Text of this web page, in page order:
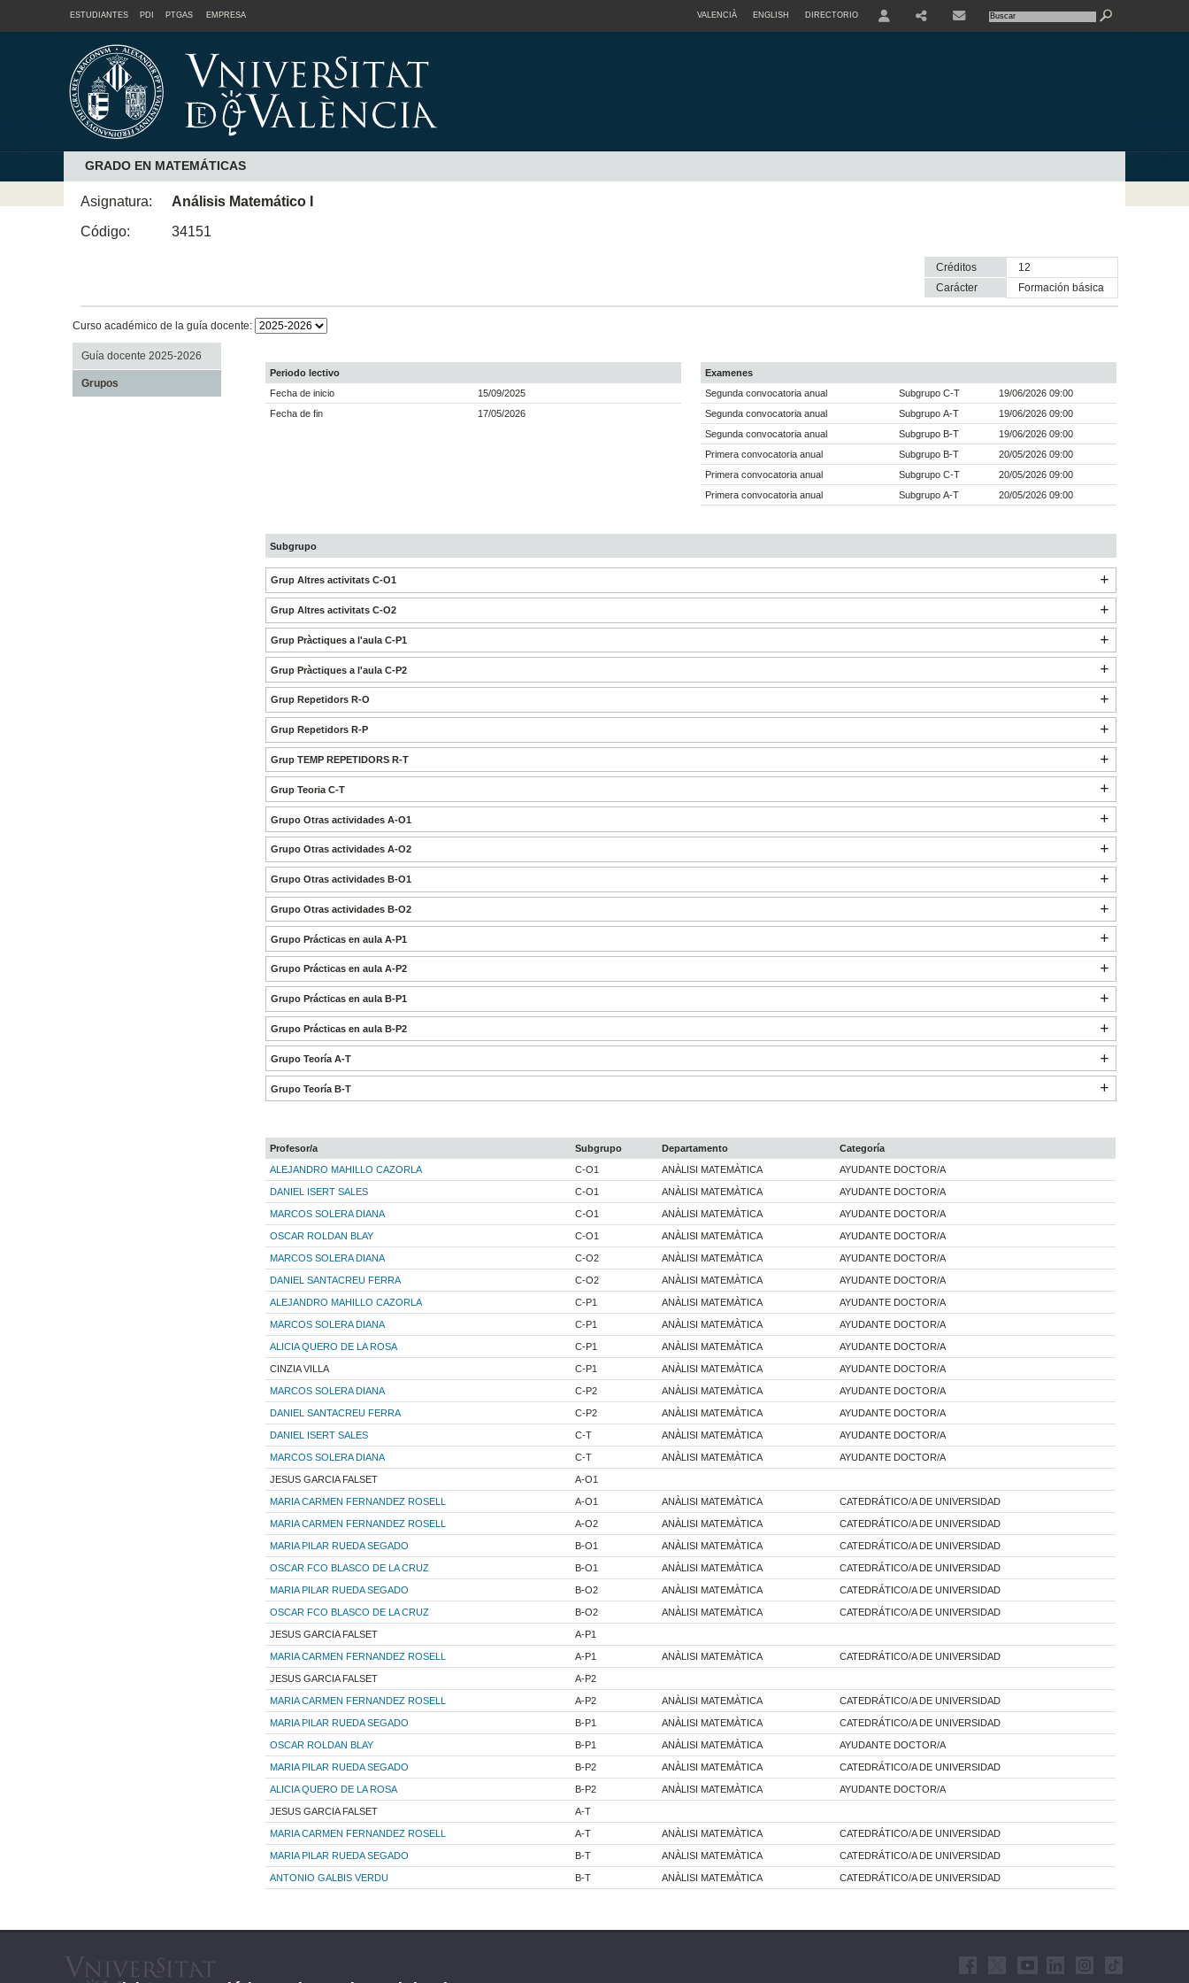
ESTUDIANTES PDI PTGAS EMPRESA VALENCIÀ ENGLISH DIRECTORIO
GRADO EN MATEMÁTICAS
Asignatura:
Análisis Matemático I
Código:
34151
Créditos
12
Carácter
formación básica
Curso académico de la guía docente:
Guía docente 2025-2026
Grupos
Periodo lectivo
Fecha de inicio
15/09/2025
Fecha de fin
17/05/2026
Examenes
Segunda convocatoria anual
Subgrupo C-T
19/06/2026 09:00
Segunda convocatoria anual
Subgrupo A-T
19/06/2026 09:00
Segunda convocatoria anual
Subgrupo B-T
19/06/2026 09:00
Primera convocatoria anual
Subgrupo B-T
20/05/2026 09:00
Primera convocatoria anual
Subgrupo C-T
20/05/2026 09:00
Primera convocatoria anual
Subgrupo A-T 20/05/2026 09:00
Subgrupo
Grup Altres activitats C-O1
Grup Altres activitats C-O2
Grup Pràctiques a l'aula C-P1
Grup Pràctiques a l'aula C-P2
Grup Repetidors R-O
Grup Repetidors R-P
Grup TEMP REPETIDORS R-T
Grup Teoria C-T
Grupo Otras actividades A-O1
Grupo Otras actividades A-O2
Grupo Otras actividades B-O1
Grupo Otras actividades B-O2
Grupo Prácticas en aula A-P1
Grupo Prácticas en aula A-P2
Grupo Prácticas en aula B-P1
Grupo Prácticas en aula B-P2
Grupo Teoría A-T
Grupo Teoría B-T
Profesor/a Subgrupo Departamento
Categoría
ALEJANDRO MAHILLO CAZORLA
C-O1 ANÀLISI MATEMÀTICA AYUDANTE DOCTOR/A
DANIEL ISERT SALES C-O1 ANÀLISI MATEMÀTICA AYUDANTE DOCTOR/A
MARCOS SOLERA DIANA C-O1 ANÀLISI MATEMÀTICA AYUDANTE DOCTOR/A
OSCAR ROLDAN BLAY C-O1 ANÀLISI MATEMÀTICA AYUDANTE DOCTOR/A
MARCOS SOLERA DIANA C-O2 ANÀLISI MATEMÀTICA AYUDANTE DOCTOR/A
DANIEL SANTACREU FERRA C-O2 ANÀLISI MATEMÀTICA AYUDANTE DOCTOR/A
ALEJANDRO MAHILLO CAZORLA C-P1 ANÀLISI MATEMÀTICA AYUDANTE DOCTOR/A
MARCOS SOLERA DIANA C-P1 ANÀLISI MATEMÀTICA AYUDANTE DOCTOR/A
ALICIA QUERO DE LA ROSA C-P1 ANÀLISI MATEMÀTICA AYUDANTE DOCTOR/A
CINZIA VILLA C-P1 ANÀLISI MATEMÀTICA AYUDANTE DOCTOR/A
MARCOS SOLERA DIANA C-P2 ANÀLISI MATEMÀTICA AYUDANTE DOCTOR/A
DANIEL SANTACREU FERRA C-P2 ANÀLISI MATEMÀTICA AYUDANTE DOCTOR/A
DANIEL ISERT SALES C-T ANÀLISI MATEMÀTICA AYUDANTE DOCTOR/A
MARCOS SOLERA DIANA C-T ANÀLISI MATEMÀTICA AYUDANTE DOCTOR/A
JESUS GARCIA FALSET A-O1
MARIA CARMEN FERNANDEZ ROSELL A-O1 ANÀLISI MATEMÀTICA CATEDRÁTICO/A DE UNIVERSIDAD
MARIA CARMEN FERNANDEZ ROSELL A-O2 ANÀLISI MATEMÀTICA CATEDRÁTICO/A DE UNIVERSIDAD
MARIA PILAR RUEDA SEGADO B-O1 ANÀLISI MATEMÀTICA CATEDRÁTICO/A DE UNIVERSIDAD
OSCAR FCO BLASCO DE LA CRUZ B-O1 ANÀLISI MATEMÀTICA CATEDRÁTICO/A DE UNIVERSIDAD
MARIA PILAR RUEDA SEGADO B-O2 ANÀLISI MATEMÀTICA CATEDRÁTICO/A DE UNIVERSIDAD
OSCAR FCO BLASCO DE LA CRUZ B-O2 ANÀLISI MATEMÀTICA CATEDRÁTICO/A DE UNIVERSIDAD
JESUS GARCIA FALSET A-P1
MARIA CARMEN FERNANDEZ ROSELL A-P1 ANÀLISI MATEMÀTICA CATEDRÁTICO/A DE UNIVERSIDAD
JESUS GARCIA FALSET A-P2
MARIA CARMEN FERNANDEZ ROSELL A-P2 ANÀLISI MATEMÀTICA CATEDRÁTICO/A DE UNIVERSIDAD
MARIA PILAR RUEDA SEGADO B-P1 ANÀLISI MATEMÀTICA CATEDRÁTICO/A DE UNIVERSIDAD
OSCAR ROLDAN BLAY B-P1 ANÀLISI MATEMÀTICA AYUDANTE DOCTOR/A
MARIA PILAR RUEDA SEGADO B-P2 ANÀLISI MATEMÀTICA CATEDRÁTICO/A DE UNIVERSIDAD
ALICIA QUERO DE LA ROSA B-P2 ANÀLISI MATEMÀTICA AYUDANTE DOCTOR/A
JESUS GARCIA FALSET A-T
MARIA CARMEN FERNANDEZ ROSELL A-T ANÀLISI MATEMÀTICA CATEDRÁTICO/A DE UNIVERSIDAD
MARIA PILAR RUEDA SEGADO B-T ANÀLISI MATEMÀTICA CATEDRÁTICO/A DE UNIVERSIDAD
ANTONIO GALBIS VERDU B-T ANÀLISI MATEMÀTICA CATEDRÁTICO/A DE UNIVERSIDAD